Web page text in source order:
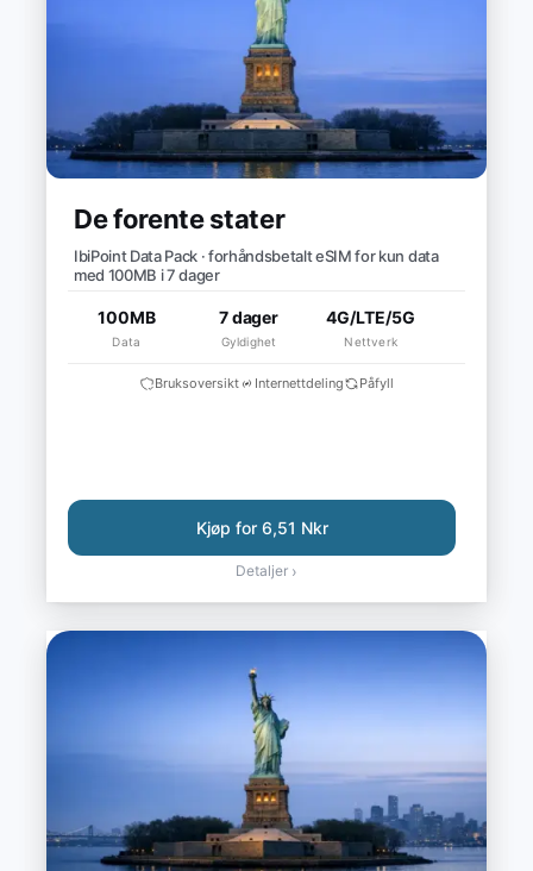
De forente stater
IbiPoint Data Pack · forhåndsbetalt eSIM for kun data
med 100MB i 7 dager
100MB
Data
7 dager
Gyldighet
4G/LTE/5G
Nettverk
Bruksoversikt Internettdeling Påfyll
Kjøp for 6,51 Nkr
Detaljer ›